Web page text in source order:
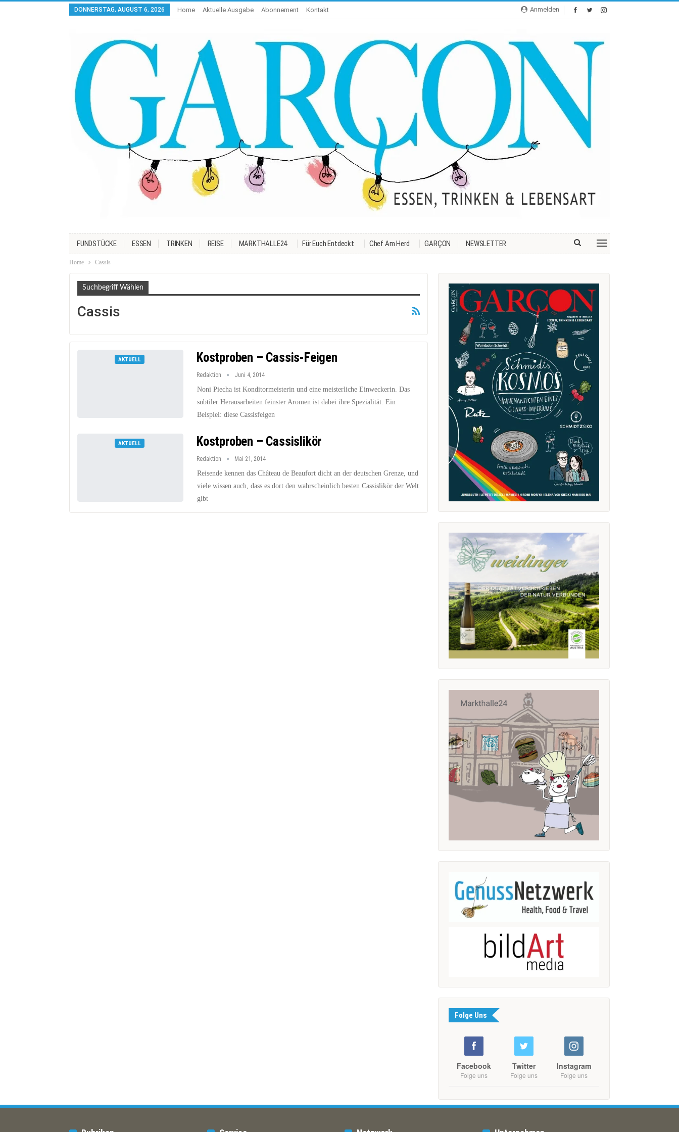
Anmelden
DONNERSTAG, AUGUST 6, 2026 Home Aktuelle Ausgabe Abonnement Kontakt
FUNDSTÜCKE ESSEN TRINKEN REISE MARKTHALLE24 Für Euch Entdeckt Chef Am Herd GARÇON NEWSLETTER
Home Cassis
Suchbegriff Wählen
Cassis
AKTUELL Kostproben – Cassis-Feigen
Redaktion Juni 4, 2014
Noni Piecha ist Konditormeisterin und eine meisterliche Einweckerin. Das
subtiler Herausarbeiten feinster Aromen ist dabei ihre Spezialität. Ein
Beispiel: diese Cassisfeigen
AKTUELL Kostproben – Cassislikör
Redaktion Mai 21, 2014
Reisende kennen das Château de Beaufort dicht an der deutschen Grenze, und
viele wissen auch, dass es dort den wahrscheinlich besten Cassislikör der Welt
gibt
Folge Uns
Facebook
Folge uns
Twitter
Folge uns
Instagram
Folge uns